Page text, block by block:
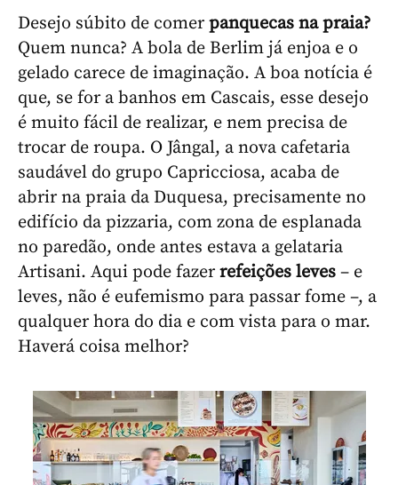
Desejo súbito de comer panquecas na praia?
Quem nunca? A bola de Berlim já enjoa e o
gelado carece de imaginação. A boa notícia é
que, se for a banhos em Cascais, esse desejo
é muito fácil de realizar, e nem precisa de
trocar de roupa. O Jângal, a nova cafetaria
saudável do grupo Capricciosa, acaba de
abrir na praia da Duquesa, precisamente no
edifício da pizzaria, com zona de esplanada
no paredão, onde antes estava a gelataria
Artisani. Aqui pode fazer refeições leves – e
leves, não é eufemismo para passar fome –, a
qualquer hora do dia e com vista para o mar.
Haverá coisa melhor?